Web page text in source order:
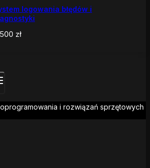
logowania błędów i
zł
i rozwiązań sprzętowych